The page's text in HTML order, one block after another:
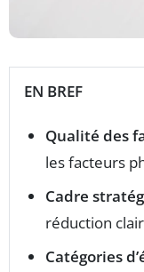
EN BREF
Qualité des
les facteurs
Cadre
réduction
Catégories